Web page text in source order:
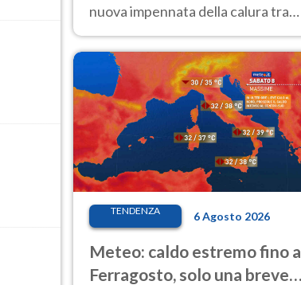
nuova impennata della calura tra
anche al Nord.
TENDENZA 6 Agosto 2026
Meteo: caldo estremo fino a
Ferragosto, solo una breve